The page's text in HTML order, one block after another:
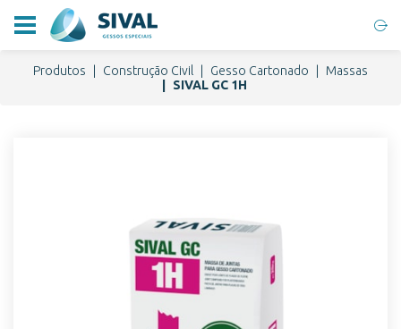
Produtos Construção Civil Gesso Cartonado
Massas
SIVAL GC 1H